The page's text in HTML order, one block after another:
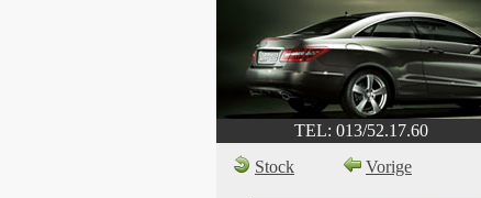
TEL: 013/52.17.60
Stock
Vorige